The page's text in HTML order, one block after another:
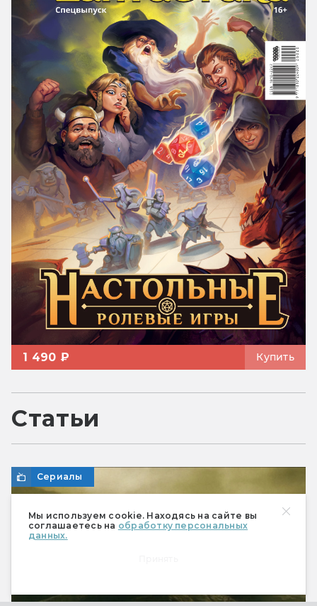
Мы используем cookie. Находясь на сайте вы
соглашаетесь на обработку персональных
данных.
1 490 ₽ Купить
Статьи
Сериалы